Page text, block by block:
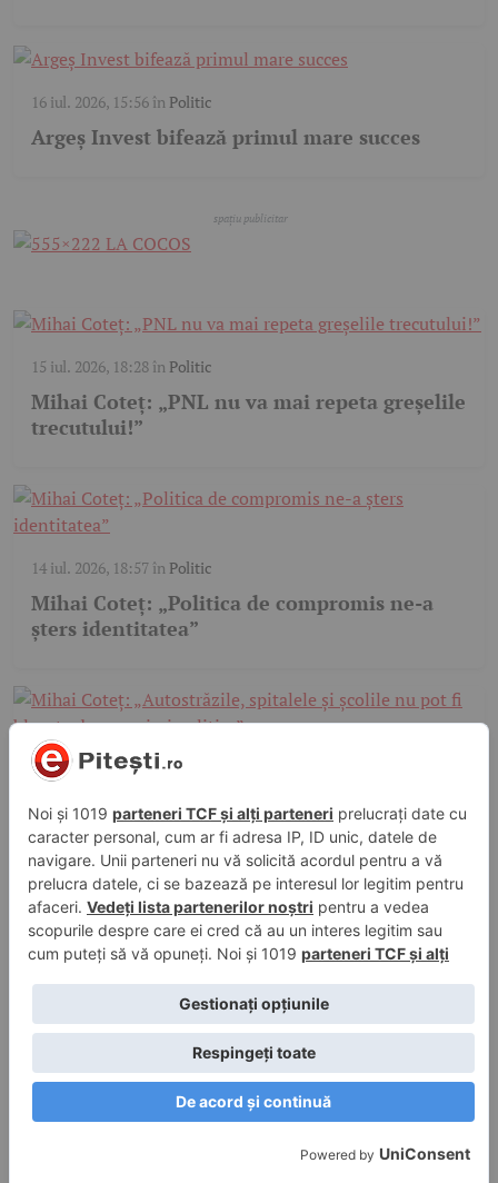
16 iul. 2026, 15:56în Politic
Argeș Invest bifează primul mare succes
15 iul. 2026, 18:28în Politic
Mihai Coteț: „PNL nu va mai repeta greșelile
trecutului!”
14 iul. 2026, 18:57în Politic
Mihai Coteț: „Politica de compromis ne-a
șters identitatea”
13 iul. 2026, 17:33înPolitic
Mihai Coteț: „Autostrăzile, spitalele și
școlile nu pot fi blocate de negocieri
politice”
Politic
Întâlnire la nivel înalt între Mihai Coteț și
ambasadorul Indiei. Argeșul, în prim-plan